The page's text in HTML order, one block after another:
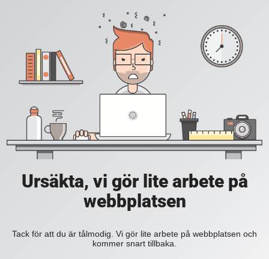
Ursäkta, vi gör lite arbete på
webbplatsen
Tack för att du är tålmodig. Vi gör lite arbete på webbplatsen och
kommer snart tillbaka.